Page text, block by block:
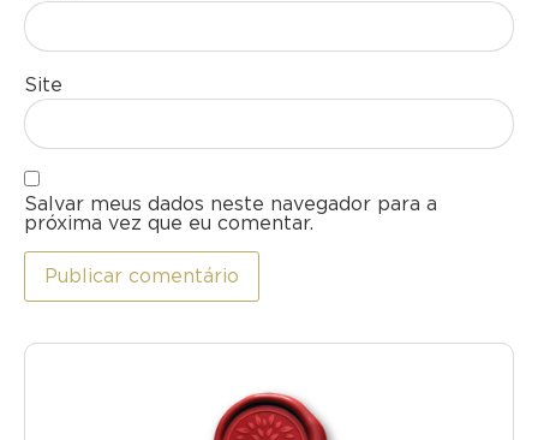
Site
Salvar meus dados neste navegador para a
próxima vez que eu comentar.